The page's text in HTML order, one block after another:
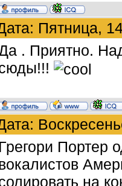
Пятница,
. Приятно.
Грегори Портер
на